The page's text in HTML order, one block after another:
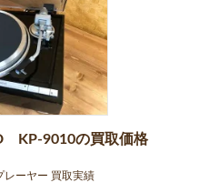
KP-9010の買取価格
レーヤー 買取実績